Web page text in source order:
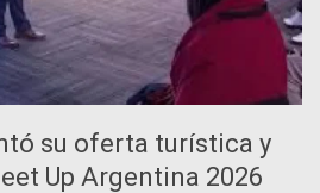
su oferta turística y
Up Argentina 2026